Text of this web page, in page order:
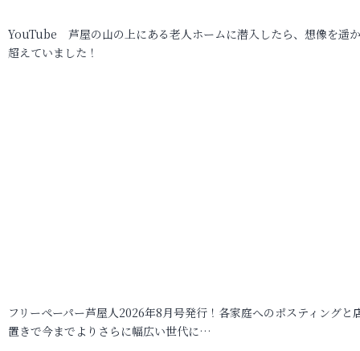
YouTube 芦屋の山の上にある老人ホームに潜入したら、想像を遥
超えていました！
フリーペーパー芦屋人2026年8月号発行！各家庭へのポスティングと
置きで今までよりさらに幅広い世代に…